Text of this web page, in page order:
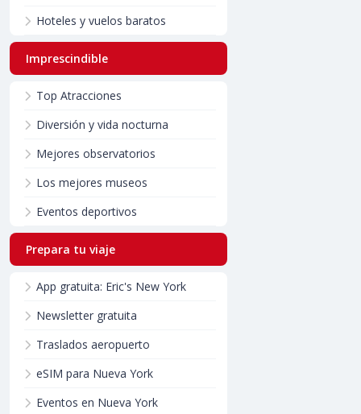
Hoteles y vuelos baratos
Imprescindible
Top Atracciones
Diversión y vida nocturna
Mejores observatorios
Los mejores museos
Eventos deportivos
Prepara tu viaje
App gratuita: Eric's New York
Newsletter gratuita
Traslados aeropuerto
eSIM para Nueva York
Eventos en Nueva York